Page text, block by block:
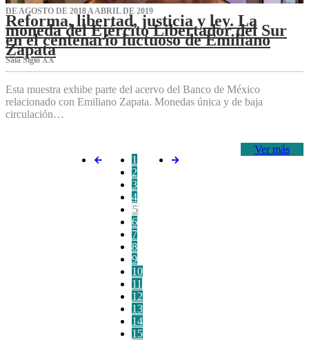
DE AGOSTO DE 2018 A ABRIL DE 2019
Reforma, libertad, justicia y ley. La
moneda del Ejército Libertador del Sur
en el centenario luctuoso de Emiliano
Zapata
Sala Siglo XX
Esta muestra exhibe parte del acervo del Banco de México
relacionado con Emiliano Zapata. Monedas única y de baja
circulación…
Ver más
1
2
3
4
5
6
7
8
9
10
11
12
13
14
15